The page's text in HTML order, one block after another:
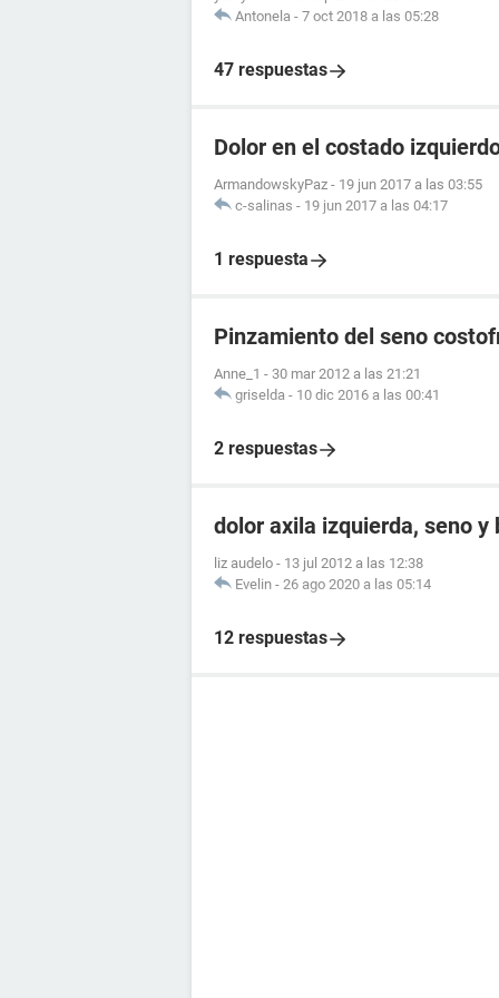
Antonela - 7 oct 2018 a las 05:28
47 respuestas
Dolor en el costado
ArmandowskyPaz - 19 jun 2017 a las 03:55
c-salinas - 19 jun 2017 a las 04:17
1 respuesta
Pinzamiento del seno
Anne_1 - 30 mar 2012 a las 21:21
griselda - 10 dic 2016 a las 00:41
2 respuestas
dolor axila izquierda, seno y
liz audelo - 13 jul 2012 a las 12:38
Evelin - 26 ago 2020 a las 05:14
12 respuestas